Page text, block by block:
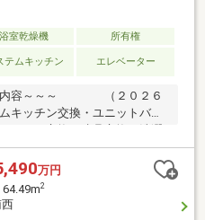
浴室乾燥機
所有権
テムキッチン エレベーター
ン内容～～～ （２０２６
キッチン交換・ユニットバス
トイレ交換・建具交換・洗濯
・等～～～～～～～～～～～
３面採光（南西・北西・北
焚機能浴室・浴室換気乾燥
トロック・宅配ボックス－留
に保証されるものではありま
万円
64.49m2